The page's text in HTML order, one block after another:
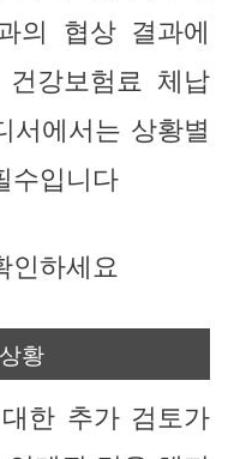
의 협상 결과에
강보험료 체납
서에서는 상황별
수입니다
인하세요
황
한 추가 검토가